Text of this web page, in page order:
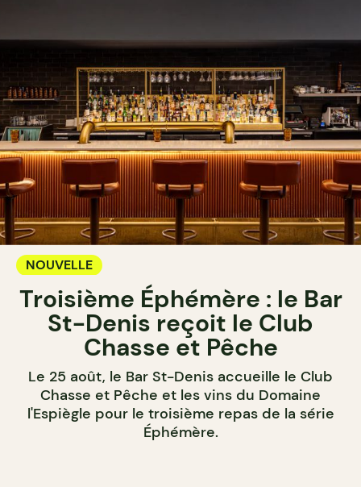
NOUVELLE
Troisième Éphémère : le Bar
St-Denis reçoit le Club
Chasse et Pêche
Le 25 août, le Bar St-Denis accueille le Club
Chasse et Pêche et les vins du Domaine
l'Espiègle pour le troisième repas de la série
Éphémère.